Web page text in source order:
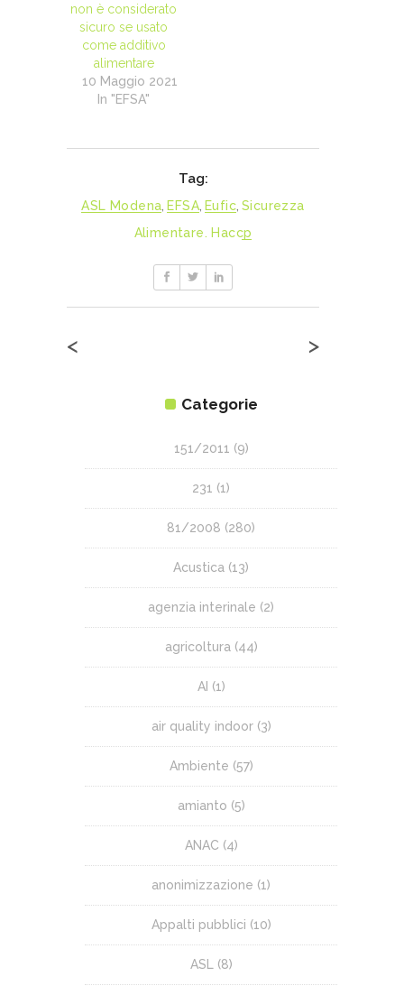
non è considerato
sicuro se usato
come additivo
alimentare
10 Maggio 2021
In "EFSA"
Tag:
ASL Modena EFSA Eufic Sicurezza
Alimentare. Haccp
< >
Categorie
151/2011 (9)
231 (1)
81/2008 (280)
Acustica (13)
agenzia interinale (2)
agricoltura (44)
AI (1)
air quality indoor(3)
Ambiente (57)
amianto (5)
ANAC (4)
anonimizzazione (1)
Appalti pubblici (10)
ASL (8)